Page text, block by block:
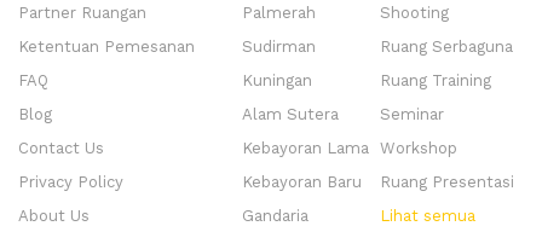
Partner Ruangan
Ketentuan Pemesanan
FAQ
Blog
Contact Us
Privacy Policy
About Us
Palmerah
Sudirman
Kuningan
Alam Sutera
Kebayoran Lama
Kebayoran Baru
Gandaria
Shooting
Ruang Serbaguna
Ruang Training
Seminar
Workshop
Ruang Presentasi
Lihat semua